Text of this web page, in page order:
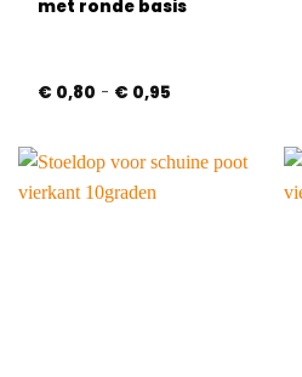
met ronde basis
€ 0,80 - € 0,95